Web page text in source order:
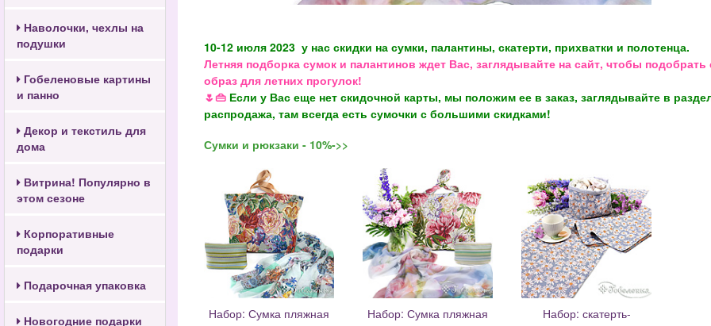
Наволочки, чехлы на
подушки
Гобеленовые картины
и панно
Декор и текстиль для
дома
Витрина! Популярно в
этом сезоне
Корпоративные
подарки
Подарочная упаковка
Новогодние подарки
10-12 июля 2023 у нас скидки на сумки, палантины, скатерти, прихватки и полотенца.
Летняя подборка сумок и палантинов ждет Вас, заглядывайте на сайт, чтобы
образ для летних прогулок!
🌷👜 Если у Вас еще нет скидочной карты, мы положим ее в заказ, заглядывайте в
распродажа, там всегда есть сумочки с большими скидками!
Сумки и рюкзаки - 10%->>
Набор: Сумка пляжная
Набор: Сумка пляжная
Набор: скатерть-